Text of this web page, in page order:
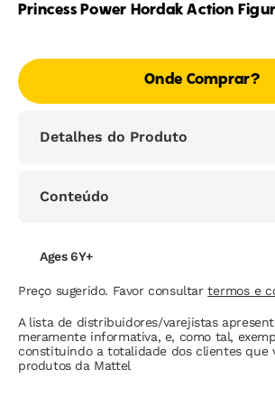
Princess Power Hordak Action
Onde Comprar?
Detalhes do Produto
Conteúdo
Ages 6Y+
Preço sugerido. Favor consultartermos e
A lista de distribuidores/varejistas
meramente informativa, e, como tal,
constituindo a totalidade dos clientes que
produtos da Mattel